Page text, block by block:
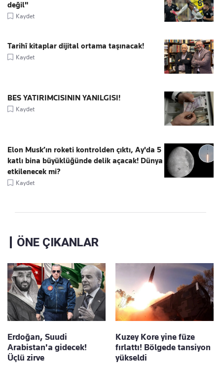
değil"
Kaydet
Tarihî kitaplar dijital ortama taşınacak!
Kaydet
BES YATIRIMCISININ YANILGISI!
Kaydet
Elon Musk’ın roketi kontrolden çıktı, Ay'da 5
katlı bina büyüklüğünde delik açacak! Dünya
etkilenecek mi?
Kaydet
ÖNE ÇIKANLAR
Erdoğan, Suudi
Arabistan'a gidecek!
Üçlü zirve
Kuzey Kore yine füze
fırlattı! Bölgede tansiyon
yükseldi